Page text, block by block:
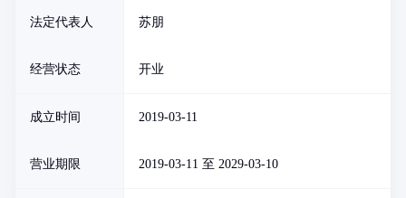
法定代表人 苏朋
经营状态 开业
成立时间 2019-03-11
营业期限 2019-03-11 至 2029-03-10